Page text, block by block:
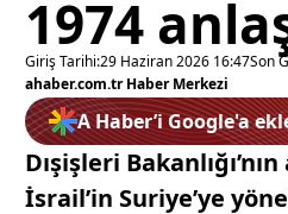
1974
Giriş Tarihi:29 Haziran 2026 16:47Son
ahaber.com.tr Haber Merkezi
A Haber’i Google'a
Dışişleri
İsrail’in Suriye’ye